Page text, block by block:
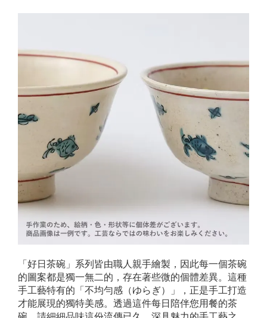
「好日茶碗」系列皆由職人親手繪製，因此每一個茶碗
的圖案都是獨一無二的，存在著些微的個體差異。這種
手工藝特有的「不均勻感（ゆらぎ）」，正是手工打造
才能展現的獨特美感。透過這件每日陪伴您用餐的茶